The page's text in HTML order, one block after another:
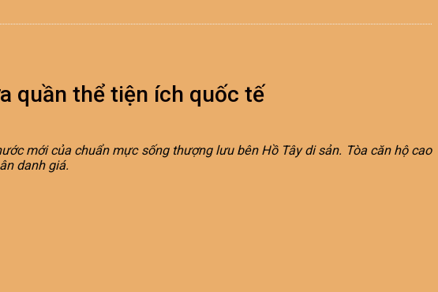
quần thể tiện ích quốc tế
mới của chuẩn mực sống thượng lưu bên Hồ Tây di sản. Tòa căn hộ cao
danh giá.